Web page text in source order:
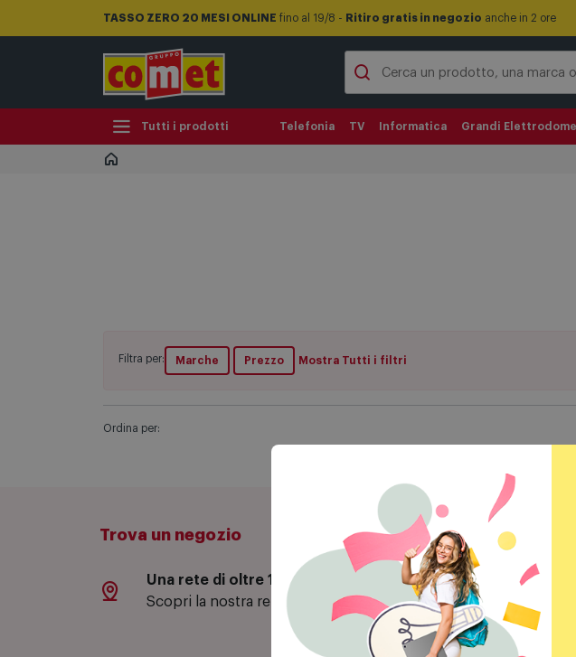
TASSO ZERO 20 MESI ONLINE fino al 19/8 - Ritiro gratis in negozio anche in 2 ore
Tutti i prodotti Telefonia TV Informatica Grandi
Filtra per: Marche Prezzo Mostra Tutti i filtri
Ordina per:
Trova un negozio
Una rete di oltre 130 negozi
Scopri la nostra rete di negozi.
Scopri i negozi